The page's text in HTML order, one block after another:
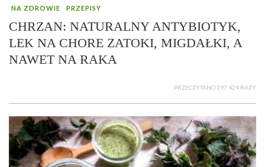
NA ZDROWIE PRZEPISY
CHRZAN: NATURALNY ANTYBIOTYK,
LEK NA CHORE ZATOKI, MIGDAŁKI, A
NAWET NA RAKA
PRZECZYTANO 197 424 RAZY